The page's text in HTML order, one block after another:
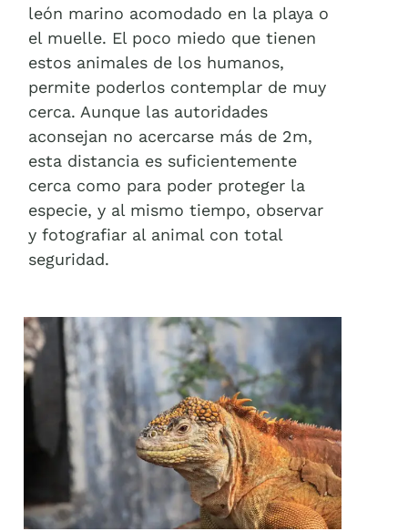
león marino acomodado en la playa o
el muelle. El poco miedo que tienen
estos animales de los humanos,
permite poderlos contemplar de muy
cerca. Aunque las autoridades
aconsejan no acercarse más de 2m,
esta distancia es suficientemente
cerca como para poder proteger la
especie, y al mismo tiempo, observar
y fotografiar al animal con total
seguridad.